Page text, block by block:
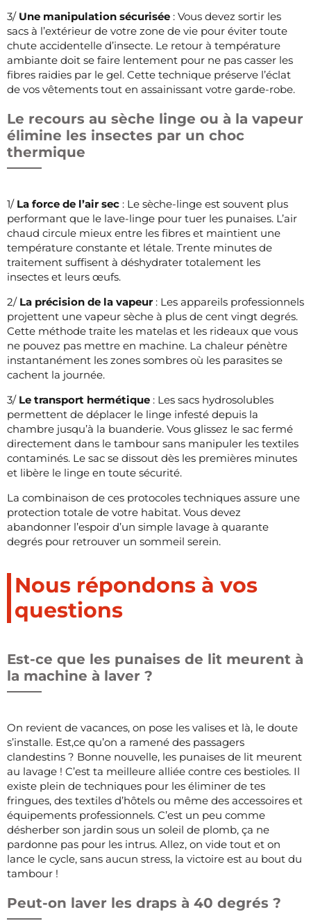
3/ Une manipulation sécurisée : Vous devez sortir les
sacs à l’extérieur de votre zone de vie pour éviter toute
chute accidentelle d’insecte. Le retour à température
ambiante doit se faire lentement pour ne pas casser les
fibres raidies par le gel. Cette technique préserve l’éclat
de vos vêtements tout en assainissant votre garde-robe.
Le recours au sèche linge ou à la vapeur
élimine les insectes par un choc
thermique
1/ La force de l’air sec : Le sèche-linge est souvent plus
performant que le lave-linge pour tuer les punaises. L’air
chaud circule mieux entre les fibres et maintient une
température constante et létale. Trente minutes de
traitement suffisent à déshydrater totalement les
insectes et leurs œufs.
2/ La précision de la vapeur : Les appareils professionnels
projettent une vapeur sèche à plus de cent vingt degrés.
Cette méthode traite les matelas et les rideaux que vous
ne pouvez pas mettre en machine. La chaleur pénètre
instantanément les zones sombres où les parasites se
cachent la journée.
3/ Le transport hermétique : Les sacs hydrosolubles
permettent de déplacer le linge infesté depuis la
chambre jusqu’à la buanderie. Vous glissez le sac fermé
directement dans le tambour sans manipuler les textiles
contaminés. Le sac se dissout dès les premières minutes
et libère le linge en toute sécurité.
La combinaison de ces protocoles techniques assure une
protection totale de votre habitat. Vous devez
abandonner l’espoir d’un simple lavage à quarante
degrés pour retrouver un sommeil serein.
Nous répondons à vos
questions
Est-ce que les punaises de lit meurent à
la machine à laver ?
On revient de vacances, on pose les valises et là, le doute
s’installe. Est,ce qu’on a ramené des passagers
clandestins ? Bonne nouvelle, les punaises de lit meurent
au lavage ! C’est ta meilleure alliée contre ces bestioles. Il
existe plein de techniques pour les éliminer de tes
fringues, des textiles d’hôtels ou même des accessoires et
équipements professionnels. C’est un peu comme
désherber son jardin sous un soleil de plomb, ça ne
pardonne pas pour les intrus. Allez, on vide tout et on
lance le cycle, sans aucun stress, la victoire est au bout du
tambour !
Peut-on laver les draps à 40 degrés ?